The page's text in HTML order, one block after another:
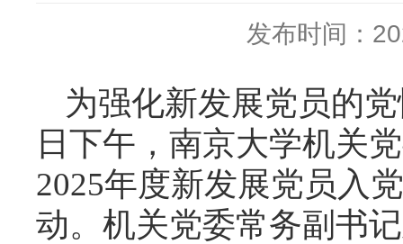
发布时间：
为强化新发展党员的
日下午，南京大学机关
2025年度新发展党员入
动。机关党委常务副书